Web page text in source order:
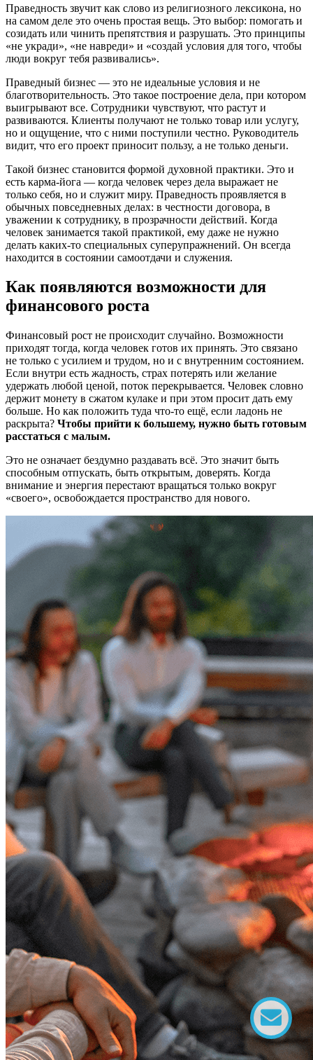
Праведность звучит как слово из религиозного лексикона, но
на самом деле это очень простая вещь. Это выбор: помогать и
созидать или чинить препятствия и разрушать. Это принципы
«не укради», «не навреди» и «создай условия для того, чтобы
люди вокруг тебя развивались».
Праведный бизнес — это не идеальные условия и не
благотворительность. Это такое построение дела, при котором
выигрывают все. Сотрудники чувствуют, что растут и
развиваются. Клиенты получают не только товар или услугу,
но и ощущение, что с ними поступили честно. Руководитель
видит, что его проект приносит пользу, а не только деньги.
Такой бизнес становится формой духовной практики. Это и
есть карма-йога — когда человек через дела выражает не
только себя, но и служит миру. Праведность проявляется в
обычных повседневных делах: в честности договора, в
уважении к сотруднику, в прозрачности действий. Когда
человек занимается такой практикой, ему даже не нужно
делать каких-то специальных суперупражнений. Он всегда
находится в состоянии самоотдачи и служения.
Как появляются возможности для
финансового роста
Финансовый рост не происходит случайно. Возможности
приходят тогда, когда человек готов их принять. Это связано
не только с усилием и трудом, но и с внутренним состоянием.
Если внутри есть жадность, страх потерять или желание
удержать любой ценой, поток перекрывается. Человек словно
держит монету в сжатом кулаке и при этом просит дать ему
больше. Но как положить туда что-то ещё, если ладонь не
раскрыта? Чтобы прийти к большему, нужно быть готовым
расстаться с малым.
Это не означает бездумно раздавать всё. Это значит быть
способным отпускать, быть открытым, доверять. Когда
внимание и энергия перестают вращаться только вокруг
«своего», освобождается пространство для нового.